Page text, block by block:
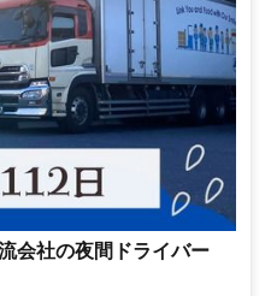
会社の夜間ドライバー